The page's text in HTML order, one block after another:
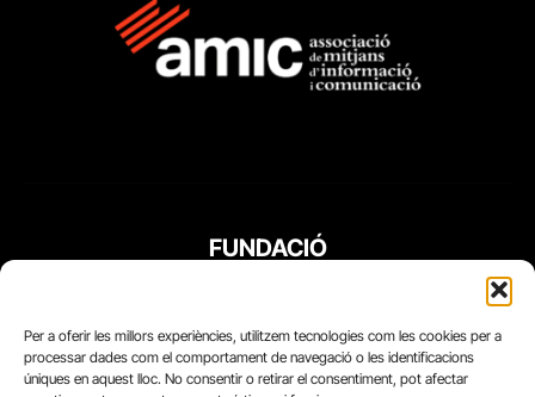
Per a oferir les millors experiències, utilitzem tecnologies com les cookies per a
processar dades com el comportament de navegació o les identificacions
úniques en aquest lloc. No consentir o retirar el consentiment, pot afectar
FUNDACIÓ